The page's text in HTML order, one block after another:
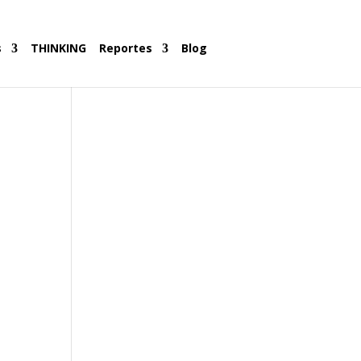
THINKING Reportes Blog